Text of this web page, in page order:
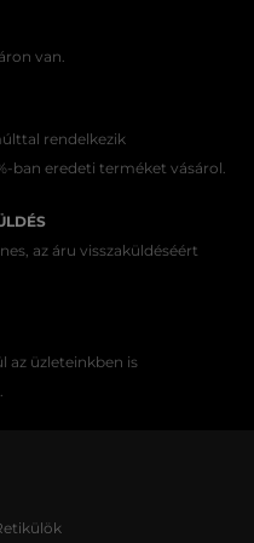
van.
rendelkezik
ban eredeti terméket vásárol.
az áru visszaküldéséért
az üzleteinkben is